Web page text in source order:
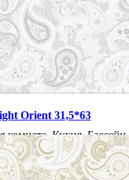
CERAMICA
PANDORA
стеклянная
комната, Кухня, Бассейн
Полированная
Orient 31,5*63